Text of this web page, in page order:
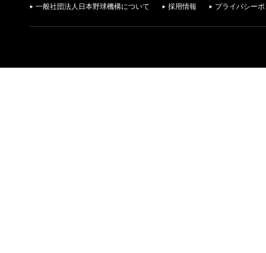
一般社団法人日本野球機構について 採用情報 プライバシー